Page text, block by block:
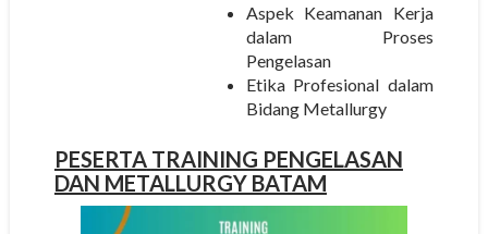
Aspek Keamanan Kerja
dalam Proses
Pengelasan
Etika Profesional dalam
Bidang Metallurgy
PESERTA TRAINING PENGELASAN
DAN METALLURGY BATAM